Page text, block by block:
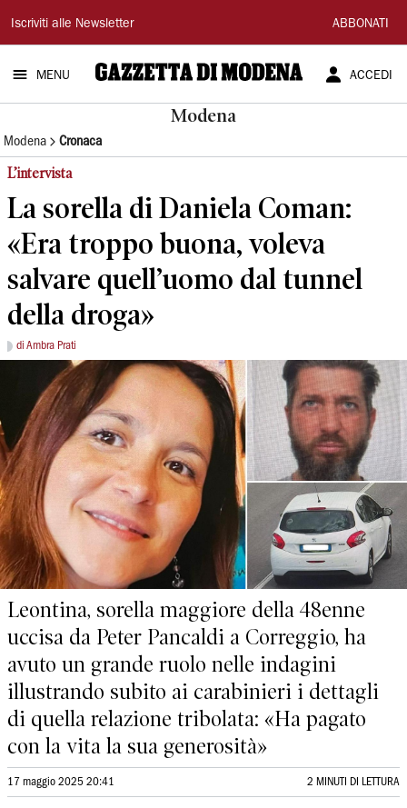
Gazzetta
di
Modena
Iscriviti alle Newsletter ABBONATI
MENU ACCEDI
Modena
Modena Cronaca
L’intervista
La sorella di Daniela Coman:
«Era troppo buona, voleva
salvare quell’uomo dal tunnel
della droga»
di Ambra Prati
Leontina, sorella maggiore della 48enne
uccisa da Peter Pancaldi a Correggio, ha
avuto un grande ruolo nelle indagini
illustrando subito ai carabinieri i dettagli
di quella relazione tribolata: «Ha pagato
con la vita la sua generosità»
17 maggio 2025 20:41 2 MINUTI DI LETTURA